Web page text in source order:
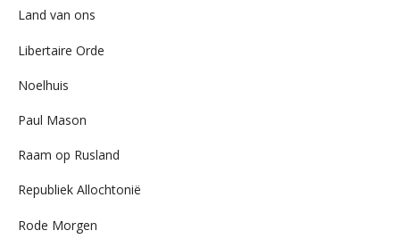
Land van ons
Libertaire Orde
Noelhuis
Paul Mason
Raam op Rusland
Republiek Allochtonië
Rode Morgen